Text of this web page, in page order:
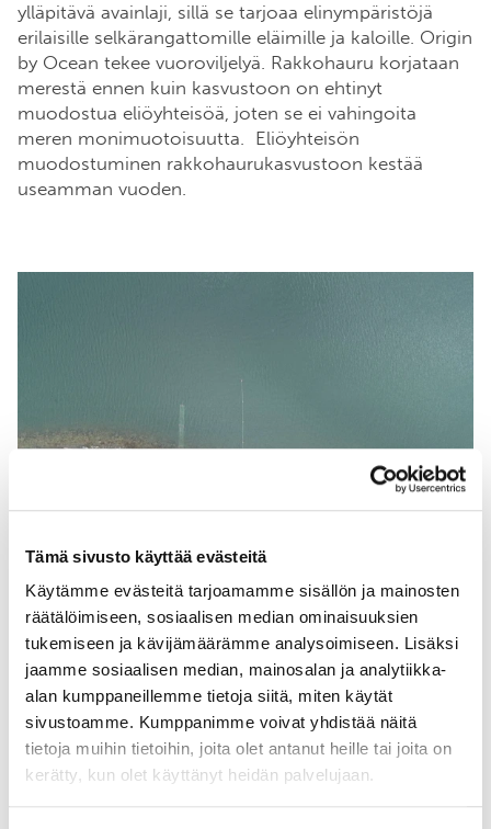
Tämä sivusto käyttää evästeitä
Käytämme evästeitä tarjoamamme sisällön ja mainosten
räätälöimiseen, sosiaalisen median ominaisuuksien
tukemiseen ja kävijämäärämme analysoimiseen. Lisäksi
jaamme sosiaalisen median, mainosalan ja analytiikka-
alan kumppaneillemme tietoja siitä, miten käytät
sivustoamme. Kumppanimme voivat yhdistää näitä
tietoja muihin tietoihin, joita olet antanut heille tai joita on
kerätty, kun olet käyttänyt heidän palvelujaan.
ylläpitävä avainlaji, sillä se tarjoaa elinympäristöjä
erilaisille selkärangattomille eläimille ja kaloille. Origin
by Ocean tekee vuoroviljelyä. Rakkohauru korjataan
merestä ennen kuin kasvustoon on ehtinyt
muodostua eliöyhteisöä, joten se ei vahingoita
meren monimuotoisuutta. Eliöyhteisön
muodostuminen rakkohaurukasvustoon kestää
useamman vuoden.
Rakkohaurut sitovat Itämerestä rehevöittäviä
ravinteita
Rakkohaurun viljelemisen konkreettisin hyöty
Itämerelle liittyy rehevöitymisen hillitsemiseen.
Kasvaessaan haurut sitovat vedestä rehevöittäviä
ravinteita, ja rakkohaurusadon korjaamisen myötä